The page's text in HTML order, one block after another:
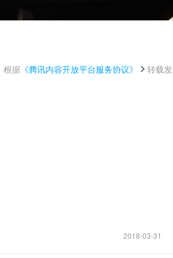
根据 《腾讯内容开放平台服务协议》
转载发
2018-03-31